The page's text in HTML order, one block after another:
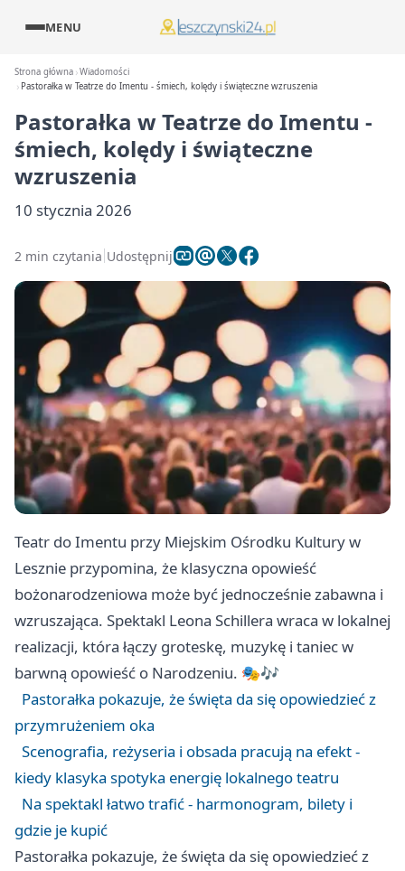
MENU
Strona główna Wiadomości
Pastorałka w Teatrze do Imentu - śmiech, kolędy i świąteczne wzruszenia
Pastorałka w Teatrze do Imentu -
śmiech, kolędy i świąteczne
wzruszenia
10 stycznia 2026
2 min czytania Udostępnij
Teatr do Imentu przy Miejskim Ośrodku Kultury w
Lesznie przypomina, że klasyczna opowieść
bożonarodzeniowa może być jednocześnie zabawna i
wzruszająca. Spektakl Leona Schillera wraca w lokalnej
realizacji, która łączy groteskę, muzykę i taniec w
barwną opowieść o Narodzeniu. 🎭🎶
Pastorałka pokazuje, że święta da się opowiedzieć z
przymrużeniem oka
Scenografia, reżyseria i obsada pracują na efekt -
kiedy klasyka spotyka energię lokalnego teatru
Na spektakl łatwo trafić - harmonogram, bilety i
gdzie je kupić
Pastorałka pokazuje, że święta da się opowiedzieć z